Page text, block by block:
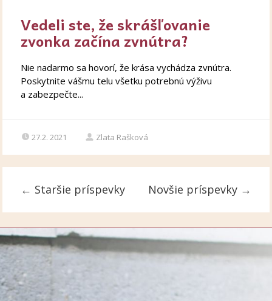
Vedeli ste, že skrášľovanie
zvonka začína zvnútra?
Nie nadarmo sa hovorí, že krása vychádza zvnútra.
Poskytnite vášmu telu všetku potrebnú výživu
a zabezpečte...
27.2. 2021 Zlata Rašková
← Staršie príspevky Novšie príspevky →